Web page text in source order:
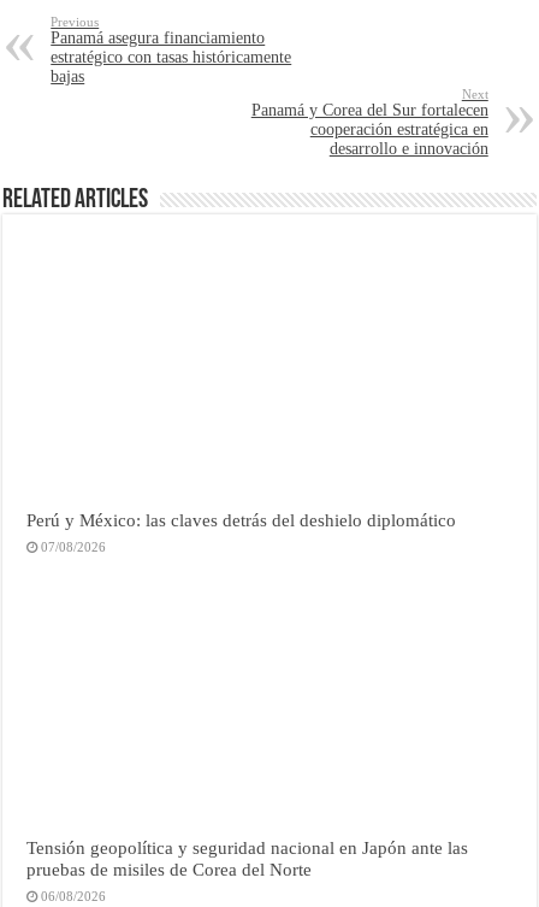
Previous
Panamá asegura financiamiento
estratégico con tasas históricamente
bajas
Next
Panamá y Corea del Sur fortalecen
cooperación estratégica en
desarrollo e innovación
Related Articles
Perú y México: las claves detrás del deshielo diplomático
07/08/2026
Tensión geopolítica y seguridad nacional en Japón ante las
pruebas de misiles de Corea del Norte
06/08/2026